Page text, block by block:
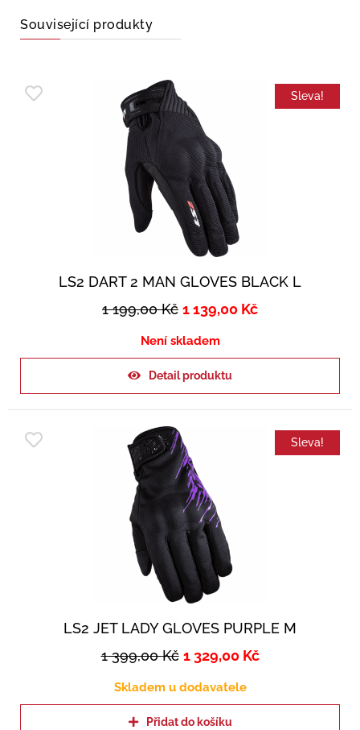
Související produkty
Sleva!
LS2 DART 2 MAN GLOVES BLACK L
1 199,00Kč 1 139,00 Kč
Není skladem
Detail produktu
Sleva!
LS2 JET LADY GLOVES PURPLE M
1 399,00Kč 1 329,00 Kč
Skladem u dodavatele
Přidat do košíku